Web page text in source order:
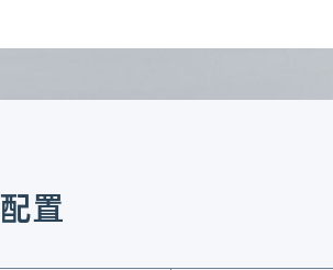
置